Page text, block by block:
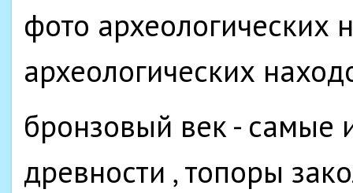
бронзовый век - самые
древности , топоры